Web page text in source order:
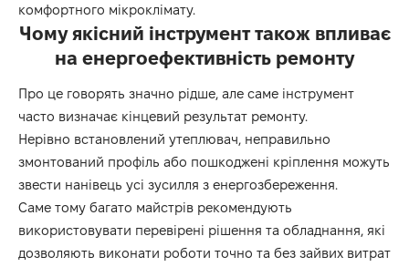
комфортного мікроклімату.
Чому якісний інструмент також впливає
на енергоефективність ремонту
Про це говорять значно рідше, але саме інструмент
часто визначає кінцевий результат ремонту.
Нерівно встановлений утеплювач, неправильно
змонтований профіль або пошкоджені кріплення можуть
звести нанівець усі зусилля з енергозбереження.
Саме тому багато майстрів рекомендують
використовувати перевірені рішення та обладнання, які
дозволяють виконати роботи точно та без зайвих витрат